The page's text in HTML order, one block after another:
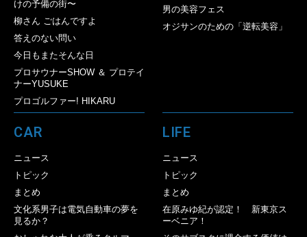
けの予備の街〜
柳さん ごはんですよ
答えのない問い
今日もまたそんな日
プロサウナーSHOW ＆ プロテイ
ナーYUSUKE
プロゴルファー! HIKARU
男の美容フェス
オジサンのための「逆転美容」
CAR
ニュース
トピック
まとめ
文化系男子は電気自動車の夢を
見るか？
LIFE
ニュース
トピック
まとめ
在原みゆ紀が認定！ 新東京ス
ーベニア！